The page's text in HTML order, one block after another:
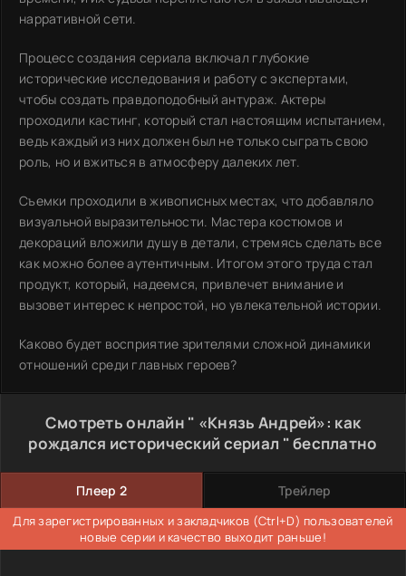
нарративной сети.
Процесс создания сериала включал глубокие
исторические исследования и работу с экспертами,
чтобы создать правдоподобный антураж. Актеры
проходили кастинг, который стал настоящим испытанием,
ведь каждый из них должен был не только сыграть свою
роль, но и вжиться в атмосферу далеких лет.
Съемки проходили в живописных местах, что добавляло
визуальной выразительности. Мастера костюмов и
декораций вложили душу в детали, стремясь сделать все
как можно более аутентичным. Итогом этого труда стал
продукт, который, надеемся, привлечет внимание и
вызовет интерес к непростой, но увлекательной истории.
Каково будет восприятие зрителями сложной динамики
отношений среди главных героев?
Смотреть онлайн " «Князь Андрей»: как
рождался исторический сериал " бесплатно
Плеер 2 Трейлер
Для зарегистрированных и закладчиков (Ctrl+D) пользователей
новые серии и качество выходит раньше!